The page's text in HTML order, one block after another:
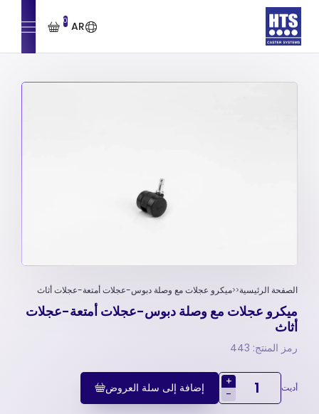
AR
0
الصفحة الرئيسية ميكرو عجلات مع وصلة دبوس-عجلات أمتعة-عجلات أثاث
ميكرو عجلات مع وصلة دبوس-عجلات أمتعة-عجلات
أثاث
رمز المنتج: 443
أديت
+
-
إضافة إلى سلة العروض